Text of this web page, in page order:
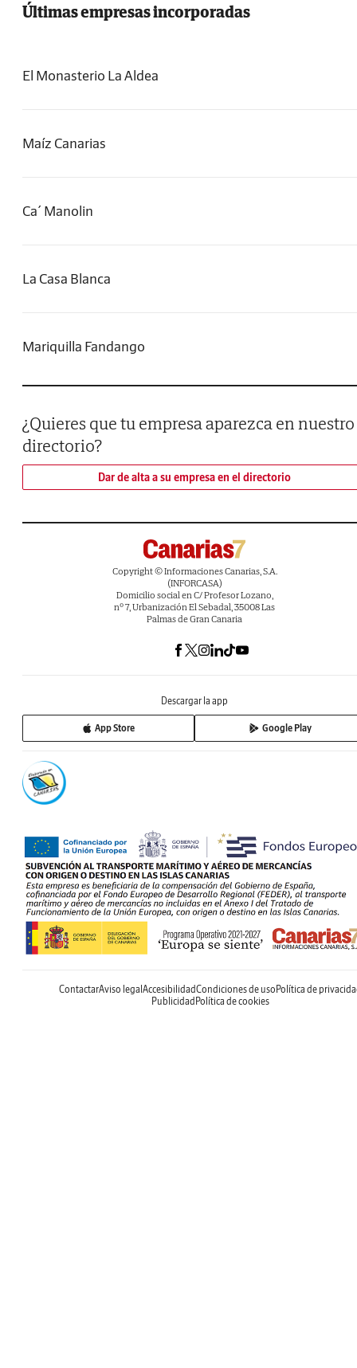
Últimas empresas incorporadas
El Monasterio La Aldea
Maíz Canarias
Ca´ Manolin
La Casa Blanca
Mariquilla Fandango
¿Quieres que tu empresa aparezca en nuestro
directorio?
Dar de alta a su empresa en el directorio
Copyright © Informaciones Canarias, S.A.
(INFORCASA)
Domicilio social en C/ Profesor Lozano,
nº 7, Urbanización El Sebadal, 35008 Las
Palmas de Gran Canaria
Descargar la app
App Store Google Play
ContactarAviso legal AccesibilidadCondiciones de uso Política de
Publicidad Política de cookies